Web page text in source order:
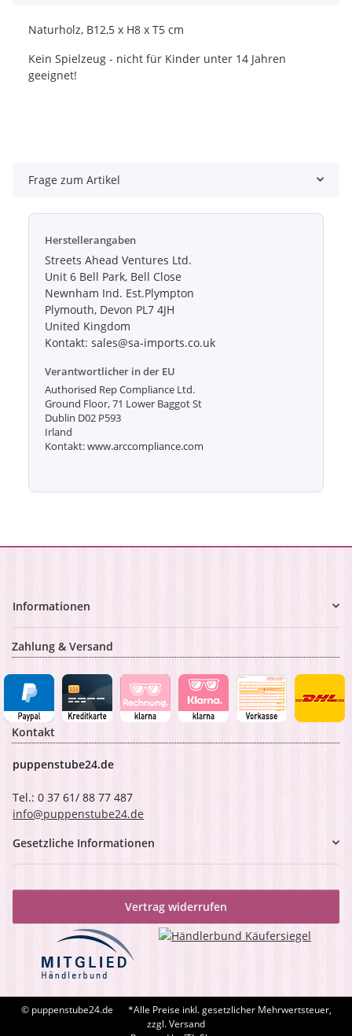
Naturholz, B12,5 x H8 x T5 cm
Kein Spielzeug - nicht für Kinder unter 14 Jahren
geeignet!
Frage zum Artikel
Herstellerangaben
Streets Ahead Ventures Ltd.
Unit 6 Bell Park, Bell Close
Newnham Ind. Est.Plympton
Plymouth, Devon PL7 4JH
United Kingdom
Kontakt: sales@sa-imports.co.uk
Verantwortlicher in der EU
Authorised Rep Compliance Ltd.
Ground Floor, 71 Lower Baggot St
Dublin D02 P593
Irland
Kontakt: www.arccompliance.com
Informationen
Zahlung & Versand
Kontakt
puppenstube24.de
Tel.: 0 37 61/ 88 77 487
info@puppenstube24.de
Gesetzliche Informationen
Vertrag widerrufen
© puppenstube24.de
*Alle Preise inkl. gesetzlicher Mehrwertsteuer,
zzgl. Versand